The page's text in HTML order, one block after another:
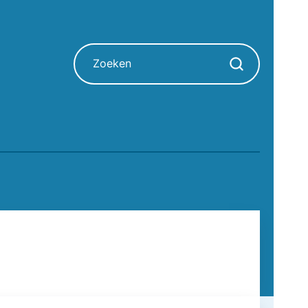
Zoeken
Zoekopdracht